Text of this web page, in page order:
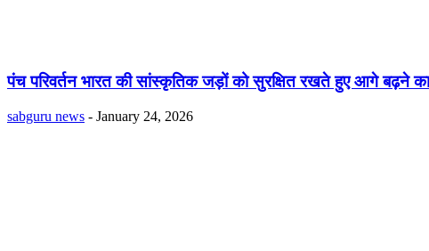
पंच परिवर्तन भारत की सांस्कृतिक जड़ों को सुरक्षित रखते हुए आगे बढ़ने
sabguru news - January 24, 2026